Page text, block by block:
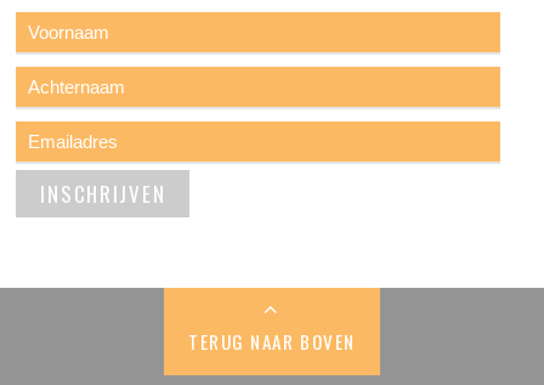
TERUG NAAR BOVEN